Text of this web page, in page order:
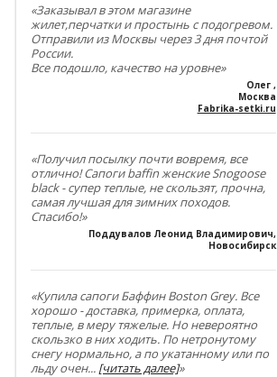
«Заказывал в этом магазине
жилет,перчатки и простынь с подогревом.
Отправили из Москвы через 3 дня почтой
России.
Все подошло, качество на уровне»
Олег ,
Москва
Fabrika-setki.ru
«Получил посылку почти вовремя, все
отлично! Сапоги baffin женские Snogoose
black - супер теплые, не скользят, прочна,
самая лучшая для зимних походов.
Спасибо!»
Поддувалов Леонид Владимирович,
Новосибирск
«Купила сапоги Баффин Boston Grey. Все
хорошо - доставка, примерка, оплата,
теплые, в меру тяжелые. Но невероятно
скользко в них ходить. По нетронутому
снегу нормально, а по укатанному или по
льду очен... [читать далее]»